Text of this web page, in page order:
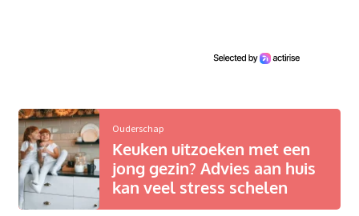
Ouderschap
Keuken uitzoeken met een
jong gezin? Advies aan huis
kan veel stress schelen